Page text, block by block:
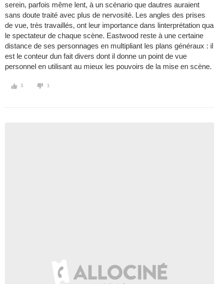
serein, parfois même lent, à un scénario que dautres auraient
sans doute traité avec plus de nervosité. Les angles des prises
de vue, très travaillés, ont leur importance dans linterprétation qua
le spectateur de chaque scène. Eastwood reste à une certaine
distance de ses personnages en multipliant les plans généraux : il
est le conteur dun fait divers dont il donne un point de vue
personnel en utilisant au mieux les pouvoirs de la mise en scène.
3 1